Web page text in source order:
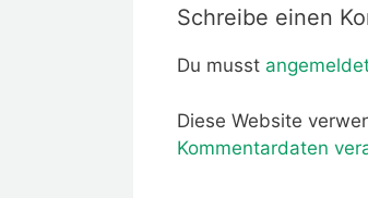
Schreibe einen
Du musst
Diese Website
Kommentardaten